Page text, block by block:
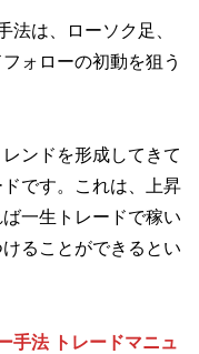
は、ローソク足、
ォローの初動を狙う
ンドを形成してきて
です。これは、上昇
一生トレードで稼い
ることができるとい
手法 トレードマニュ